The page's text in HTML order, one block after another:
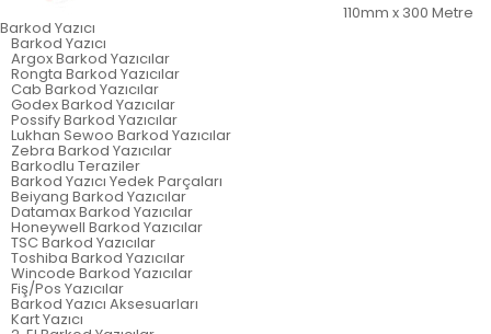
110mm x 300 Metre
Barkod Yazıcı
Barkod Yazıcı
Argox Barkod Yazıcılar
Rongta Barkod Yazıcılar
Cab Barkod Yazıcılar
Godex Barkod Yazıcılar
Possify Barkod Yazıcılar
Lukhan Sewoo Barkod Yazıcılar
Zebra Barkod Yazıcılar
Barkodlu Teraziler
Barkod Yazıcı Yedek Parçaları
Beiyang Barkod Yazıcılar
Datamax Barkod Yazıcılar
Honeywell Barkod Yazıcılar
TSC Barkod Yazıcılar
Toshiba Barkod Yazıcılar
Wincode Barkod Yazıcılar
Fiş/Pos Yazıcılar
Barkod Yazıcı Aksesuarları
Kart Yazıcı